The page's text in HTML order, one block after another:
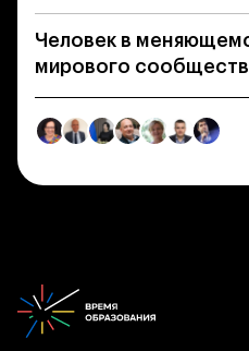
Человек в
мирового